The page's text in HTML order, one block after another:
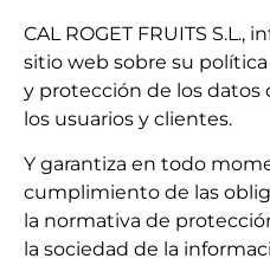
CAL ROGET FRUITS S.L.,
sitio web sobre su
y protección de los datos
los usuarios y clientes.
Y garantiza en todo
cumplimiento de las
la normativa de
la sociedad de la